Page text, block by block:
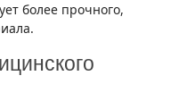
более прочного,